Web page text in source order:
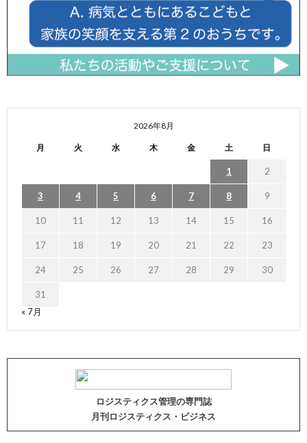
2026年8月
月 火 水 木 金 土 日
1 2
3 4 5 6 7 8 9
10 11 12 13 14 15 16
17 18 19 20 21 22 23
24 25 26 27 28 29 30
31
« 7月
ロジスティクス管理の専門誌
月刊ロジスティクス・ビジネス